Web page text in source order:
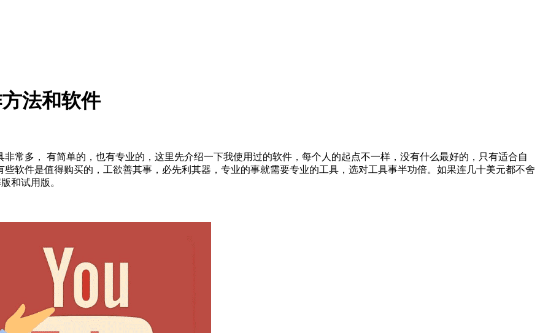
法和软件
常多， 有简单的，也有专业的，这里先介绍一下我使用过的软件，每个人的起点不一样，没有什么最好的，只有适合自
软件是值得购买的，工欲善其事，必先利其器，专业的事就需要专业的工具，选对工具事半功倍。如果连几十美元都不舍
和试用版。